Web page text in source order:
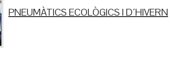
PNEUMÀTICS ECOLÒGICS I D´HIVERN